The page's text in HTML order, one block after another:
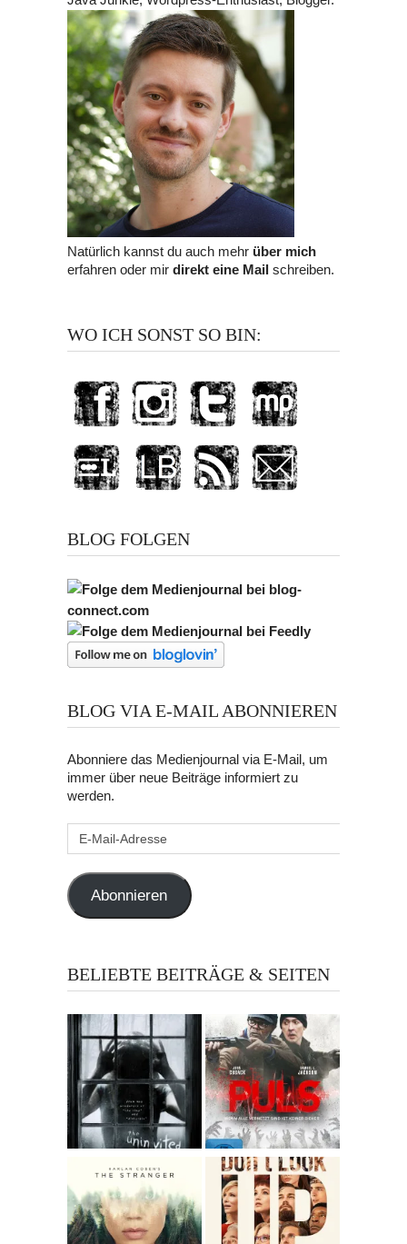
Natürlich kannst du auch mehr über mich
erfahren oder mir direkt eine Mailschreiben.
WO ICH SONST SO BIN:
BLOG FOLGEN
BLOG VIA E-MAIL ABONNIEREN
Abonniere das Medienjournal via E-Mail, um
immer über neue Beiträge informiert zu
werden.
Mail-
Abonnieren
BELIEBTE BEITRÄGE & SEITEN